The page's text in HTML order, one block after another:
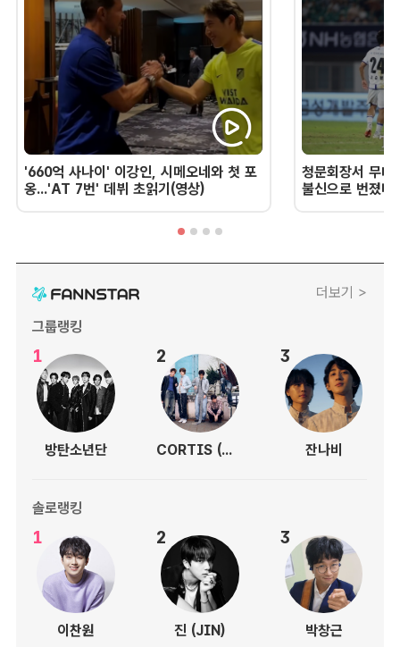
'660억 사나이' 이강인, 시메오네와 첫 포
옹...'AT 7번' 데뷔 초읽기(영상)
청문회장서 무너
불신으로 번졌
더보기 >
그룹랭킹
1
방탄소년단
2
CORTIS (코르티스)
3
잔나비
솔로랭킹
1
이찬원
2
진 (JIN)
3
박창근